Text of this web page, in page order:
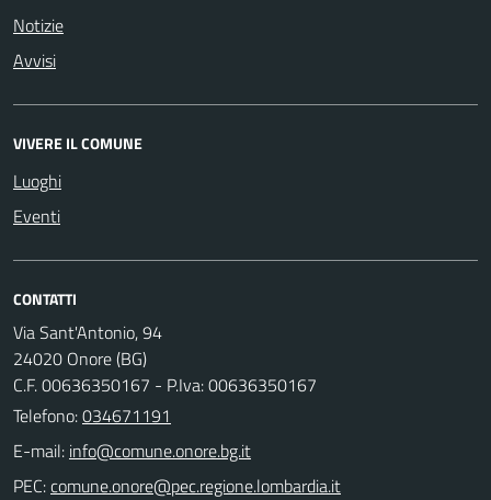
Notizie
Avvisi
VIVERE IL COMUNE
Luoghi
Eventi
CONTATTI
Via Sant'Antonio, 94
24020 Onore (BG)
C.F. 00636350167 - P.Iva: 00636350167
Telefono:034671191
E-mail:
PEC: